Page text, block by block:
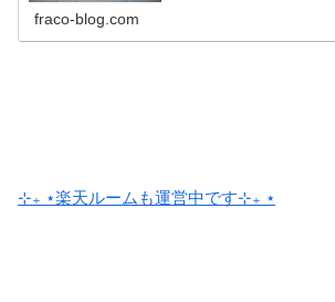
fraco-blog.com
⊹₊ ⋆楽天ルームも運営中です⊹₊ ⋆